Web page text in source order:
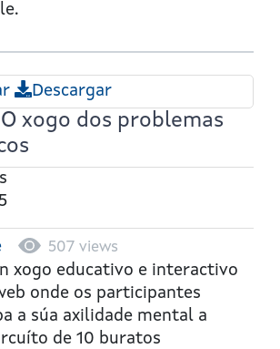
Bingo
Descargar
xogo dos problemas
about
Mategolf:
O
xogo
dos
507 views
xogo educativo e interactivo
onde os participantes
a súa axilidade mental a
de 10 buratos